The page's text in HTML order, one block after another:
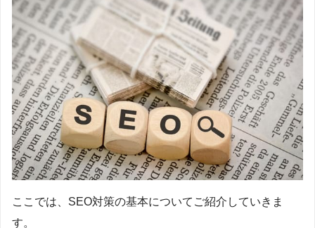
ここでは、SEO対策の基本についてご紹介していきま
す。